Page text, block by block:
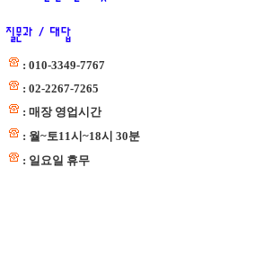
: 010-3349-7767
: 02-2267-7265
: 매장 영업시간
: 월~토11시~18시 30분
: 일요일 휴무